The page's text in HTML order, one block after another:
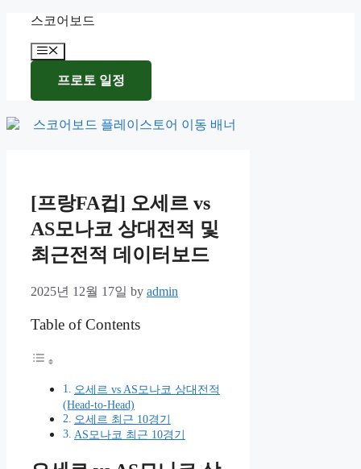
content
스코어보드
Menu
프로토 일정
[프랑FA컵] 오세르 vs
AS모나코 상대전적 및
최근전적 데이터보드
2025년 12월 17일 by admin
Table of Contents
오세르 vs AS모나코 상대전적
(Head-to-Head)
오세르 최근 10경기
AS모나코 최근 10경기